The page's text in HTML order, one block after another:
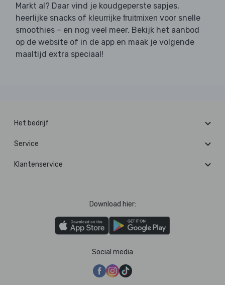
Markt al? Daar vind je koudgeperste sapjes,
heerlijke snacks of kleurrijke fruitmixen voor snelle
smoothies – en nog veel meer. Bekijk het aanbod
op de website of in de app en maak je volgende
maaltijd extra speciaal!
Het bedrijf
Service
Klantenservice
Download hier:
Social media